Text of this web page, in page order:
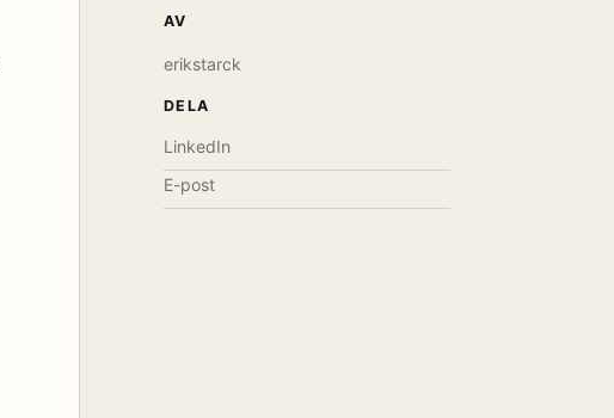
AV
erikstarck
DELA
LinkedIn
E-post